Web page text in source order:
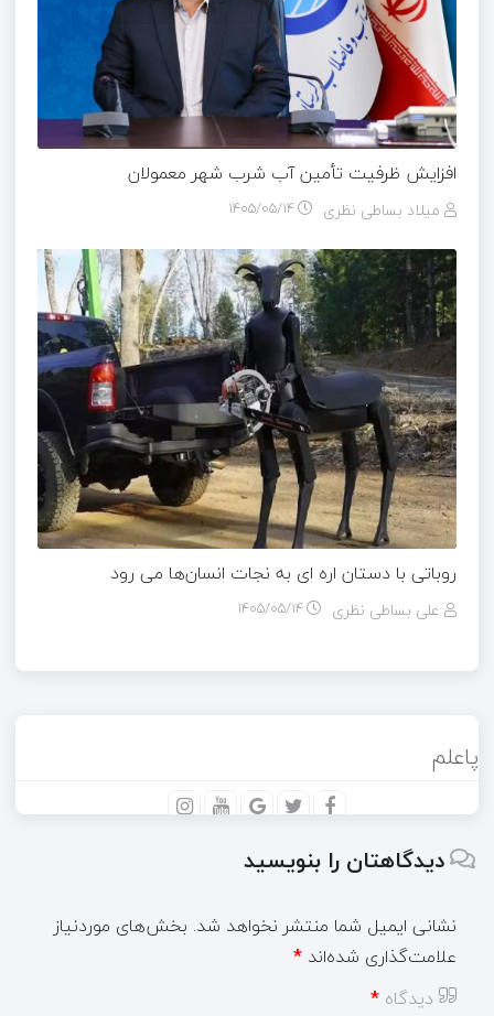
افزایش ظرفیت تأمین آب شرب شهر معمولان
میلاد بساطی نظری ۱۴۰۵/۰۵/۱۴
روباتی با دستان اره ای به نجات انسان‌ها می رود
علی بساطی نظری ۱۴۰۵/۰۵/۱۴
پاعلم
دیدگاهتان را بنویسید
نشانی ایمیل شما منتشر نخواهد شد. بخش‌های موردنیاز
علامت‌گذاری شده‌اند *
دیدگاه *